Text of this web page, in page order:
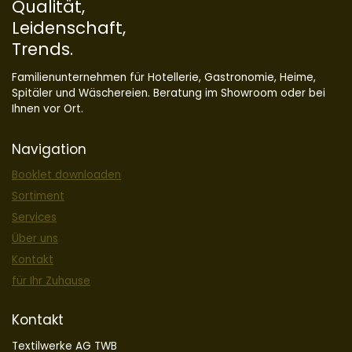
Qualität,
Leidenschaft,
Trends.
Familienunternehmen für Hotellerie, Gastronomie, Heime,
Spitäler und Wäschereien. Beratung im Showroom oder bei
Ihnen vor Ort.
Navigation
Booklet downloaden
Sortiment
Services
Über uns
Kontakt
für Ihr Zuhause
Kontakt
Textilwerke AG TWB